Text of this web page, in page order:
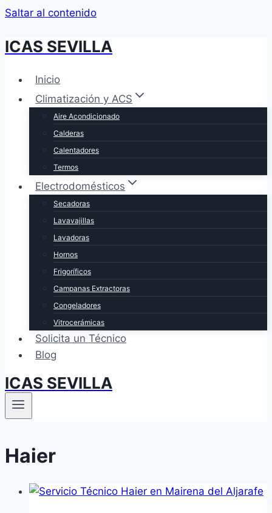
Saltar al contenido
ICAS SEVILLA
Inicio
Climatización y ACS
Aire Acondicionado
Calderas
Calentadores
Termos
Electrodomésticos
Secadoras
Lavavajillas
Lavadoras
Hornos
Frigoríficos
Campanas Extractoras
Congeladores
Vitrocerámicas
Solicita un Técnico
Blog
ICAS SEVILLA
Haier